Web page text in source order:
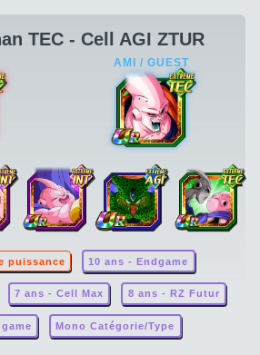
TEC - Cell AGI ZTUR
puissance 10 ans - Endgame
7 ans - Cell Max 8 ans - RZ Futur
Mono Catégorie/Type